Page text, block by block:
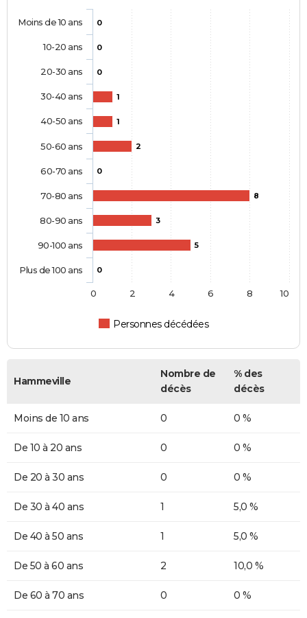
0
0
0
1
1
2
0
8
3
5
0
Personnes décédées
Moins de 10 ans
10-20 ans
20-30 ans
30-40 ans
40-50 ans
50-60 ans
60-70 ans
70-80 ans
80-90 ans
90-100 ans
Plus de 100 ans
0 2 4 6 8 10
Hammeville
Nombre de
décès
% des
décès
Moins de 10 ans 0 0 %
De 10 à 20 ans 0 0 %
De 20 à 30 ans 0 0 %
De 30 à 40 ans 1 5,0 %
De 40 à 50 ans 1 5,0 %
De 50 à 60 ans 2 10,0 %
De 60 à 70 ans 0 0 %